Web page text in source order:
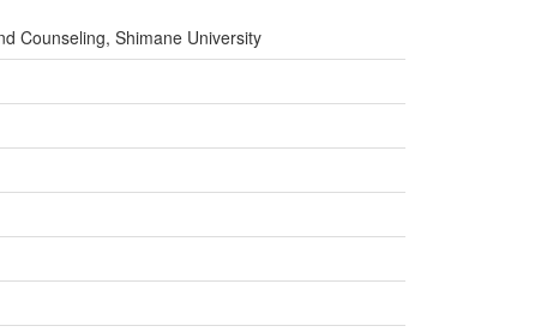
Counseling, Shimane University